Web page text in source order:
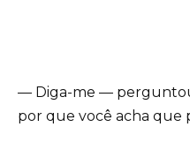
— Diga-me —
por que você acha que